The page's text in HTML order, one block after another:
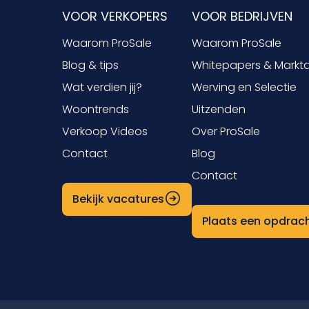
VOOR VERKOPERS
Waarom ProSale
Blog & tips
Wat verdien jij?
Woontrends
Verkoop Videos
Contact
Bekijk vacatures
VOOR BEDRIJVEN
Waarom ProSale
Whitepapers &
Werving en Selectie
Uitzenden
Over ProSale
Blog
Contact
Plaats een